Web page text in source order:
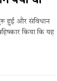
हुई और संविधान
किया कि यह